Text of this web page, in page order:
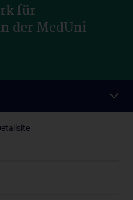
für
der MedUni